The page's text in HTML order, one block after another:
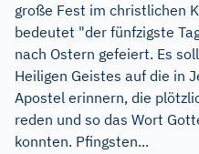
große Fest im christlichen
bedeutet "der fünfzigste
nach Ostern gefeiert. Es
Heiligen Geistes auf die in
Apostel erinnern, die
reden und so das Wort
konnten. Pfingsten...